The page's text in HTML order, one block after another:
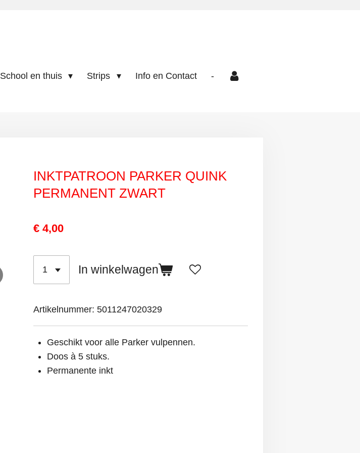
School en thuis Strips Info en Contact -
INKTPATROON PARKER QUINK
PERMANENT ZWART
€ 4,00
In winkelwagen
Artikelnummer: 5011247020329
Geschikt voor alle Parker vulpennen.
Doos à 5 stuks.
Permanente inkt